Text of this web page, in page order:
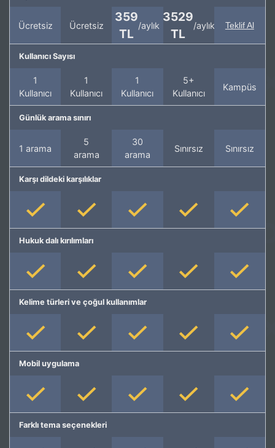
Ücretsiz Ücretsiz
359
TL
/aylık
3529
TL
/aylık Teklif Al
Kullanıcı Sayısı
1
Kullanıcı
1
Kullanıcı
1
Kullanıcı
5+
Kullanıcı
Kampüs
Günlük arama sınırı
1 arama
5
arama
30
arama
Sınırsız Sınırsız
Karşı dildeki karşılıklar
Hukuk dalı kırılımları
Kelime türleri ve çoğul kullanımlar
Mobil uygulama
Farklı tema seçenekleri